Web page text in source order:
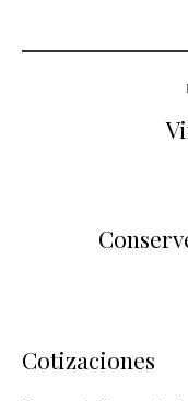
Cotizaciones